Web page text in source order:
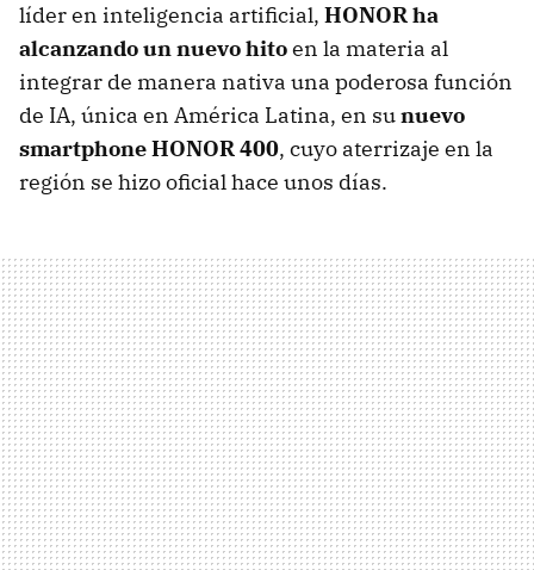
líder en inteligencia artificial, HONOR ha
alcanzando un nuevo hitoen la materia al
integrar de manera nativa una poderosa función
de IA, única en América Latina, en sunuevo
smartphone HONOR 400, cuyo aterrizaje en la
región se hizo oficial hace unos días.